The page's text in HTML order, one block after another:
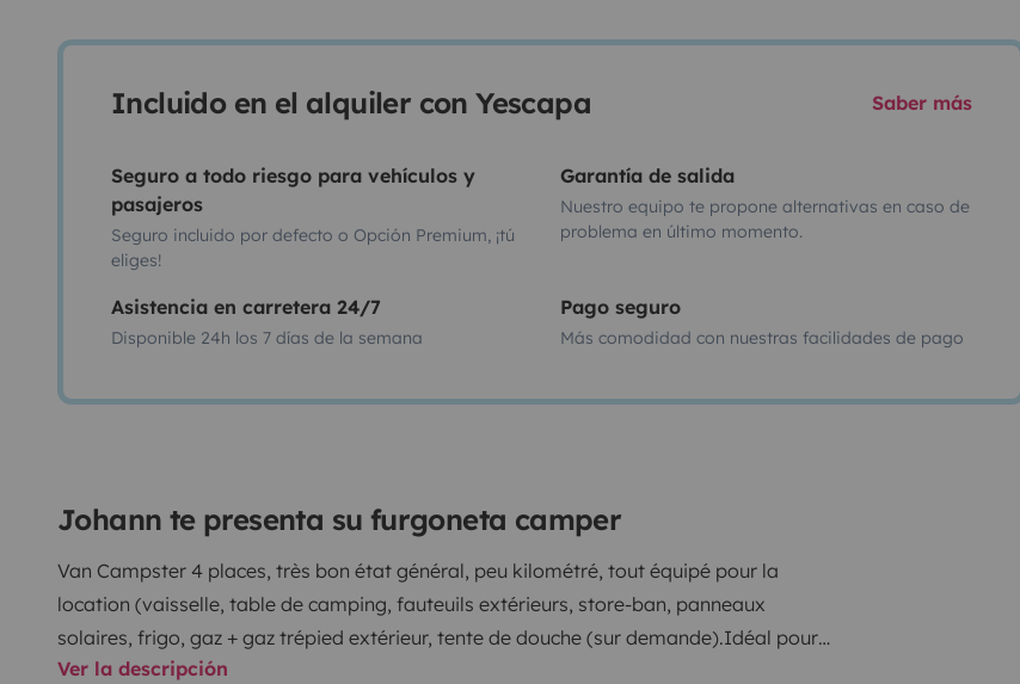
Incluido en el alquiler con Yescapa Saber más
Seguro a todo riesgo para vehículos y
pasajeros
Seguro incluido por defecto o Opción Premium, ¡tú
eliges!
Garantía de salida
Nuestro equipo te propone alternativas en caso de
problema en último momento.
Asistencia en carretera 24/7
Disponible 24h los 7 días de la semana
Pago seguro
Más comodidad con nuestras facilidades de pago
Johann te presenta su furgoneta camper
Van Campster 4 places, très bon état général, peu kilométré, tout équipé pour la
location (vaisselle, table de camping, fauteuils extérieurs, store-ban, panneaux
solaires, frigo, gaz + gaz trépied extérieur, tente de douche (sur demande).Idéal pour
une escapade avec sa hauteur inférieur à 2 mètres et son confort de conduite (boîte
Ver la descripción